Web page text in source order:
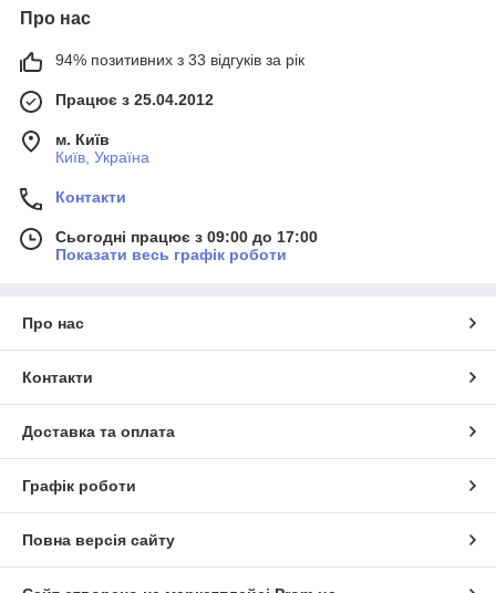
Про нас
94% позитивних з 33 відгуків за рік
Працює з 25.04.2012
м. Київ
Київ, Україна
Контакти
Сьогодні працює з 09:00 до 17:00
Показати весь графік роботи
Про нас
Контакти
Доставка та оплата
Графік роботи
Повна версія сайту